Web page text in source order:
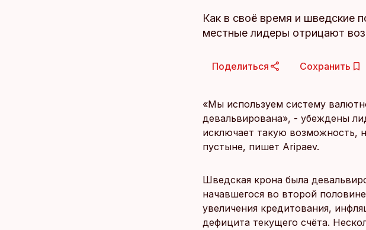
Как в своё время и шведские
местные лидеры отрицают
Поделиться Сохранить
«Мы используем систему
девальвирована», - убеждены
исключает такую возможность,
пустыне, пишет Aripaev.
Шведская крона была
начавшегося во второй
увеличения кредитования,
дефицита текущего счёта.